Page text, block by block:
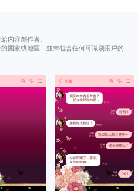
內容創作者。
國家或地區，並未包含任何可識別用戶的